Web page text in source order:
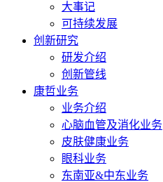
大事记
可持续发展
创新研究
研发介绍
创新管线
康哲业务
业务介绍
心脑血管及消化业务
皮肤健康业务
眼科业务
东南亚&中东业务